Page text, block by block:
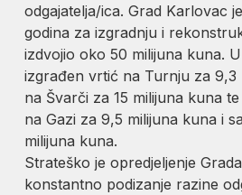
odgajatelja/ica. Grad Karlovac
godina za izgradnju i
izdvojio oko 50 milijuna kuna.
izgrađen vrtić na Turnju za 9,3
na Švarči za 15 milijuna kuna
na Gazi za 9,5 milijuna kuna i
milijuna kuna.
Strateško je opredjeljenje
konstantno podizanje razine